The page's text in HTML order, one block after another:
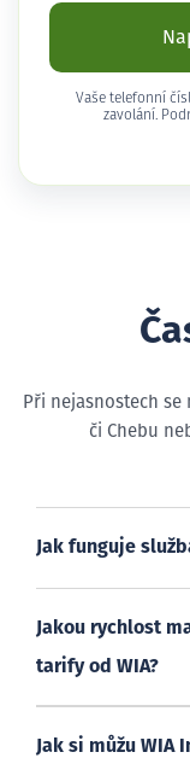
Vaše telefonní
zavolání.
Při nejasnostech
či Chebu
Jak funguje
Jakou rychlost
tarify od WIA?
Jak si můžu WIA